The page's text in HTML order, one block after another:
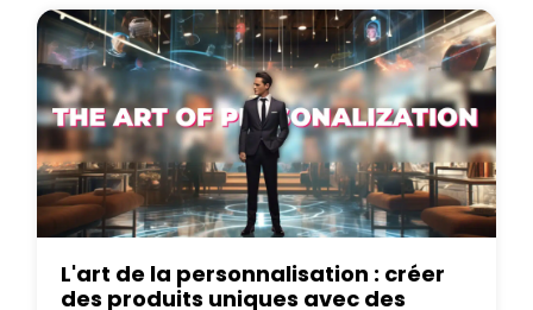
L'art de la personnalisation : créer
des produits uniques avec des